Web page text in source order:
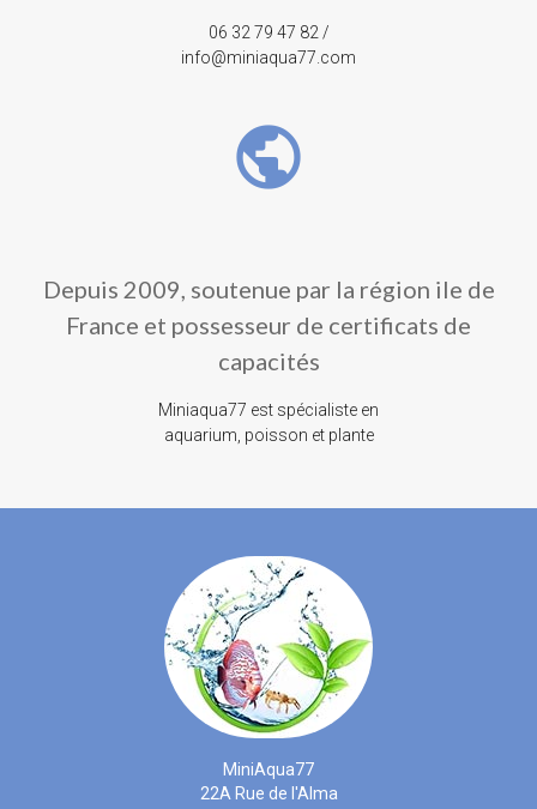
06 32 79 47 82 /
info@miniaqua77.com
public
Depuis 2009, soutenue par la région ile de
France et possesseur de certificats de
capacités
Miniaqua77 est spécialiste en
aquarium, poisson et plante
MiniAqua77
22A Rue de l'Alma